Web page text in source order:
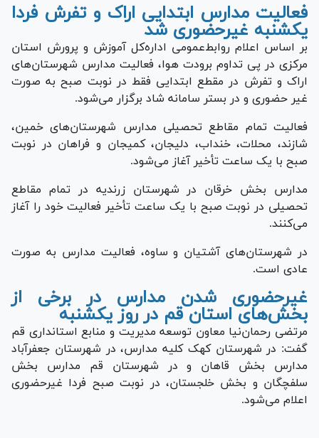
فعالیت مدارس ابتدایی اراک و تفرش فردا
یکشنبه غیرحضوری شد
بر اساس اعلام روابط‌عمومی اداره‌کل آموزش و پرورش استان
مرکزی در پی تداوم برودت هوا، فعالیت مدارس شهرستان‌های
اراک و تفرش در مقطع ابتدایی فقط در نوبت صبح به صورت
غیر حضوری و در بستر سامانه شاد برگزار می‌شود.
فعالیت تمام مقاطع تحصیلی مدارس شهرستان‌های خمین،
شازند، محلات، خنداب، دلیجان، کمیجان و فراهان در نوبت
صبح با یک ساعت تأخیر آغاز می‌شود.
مدارس بخش خرقان در شهرستان زرندیه در تمام مقاطع
تحصیلی در نوبت صبح با یک ساعت تأخیر فعالیت خود را آغاز
می‌کنند.
در شهرستان‌های آشتیان و ساوه، فعالیت مدارس به صورت
عادی است.
غیرحضوری شدن مدارس در برخی از
بخش‌های استان قم در روز یکشنبه
مرتضی رحمان‌نیا معاون توسعه مدیریت و منابع استانداری قم
گفت: در شهرستان کهک کلیه مدارس، در شهرستان جعفرآباد
مدارس بخش قاهان و در شهرستان قم مدارس بخش
سلفچگان و بخش خلجستان، در نوبت صبح فردا غیرحضوری
اعلام می‌شود.